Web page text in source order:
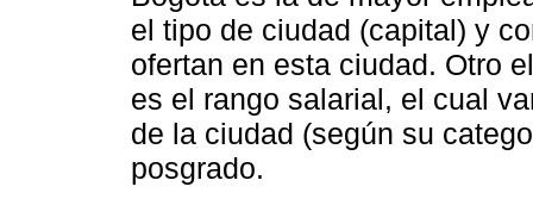
el tipo de ciudad (capital) y
ofertan en esta ciudad. Otro
es el rango salarial, el cual
de la ciudad (según su
posgrado.